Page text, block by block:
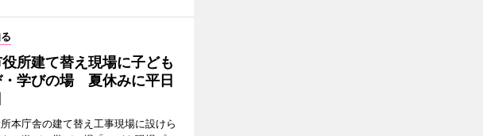
所建て替え現場に子ども
・学びの場 夏休みに平日
本庁舎の建て替え工事現場に設けら